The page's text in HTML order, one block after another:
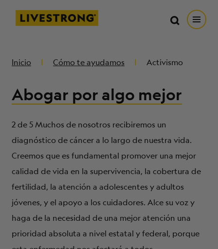
Livestrong
PARTICIPA
DONAR
MERCH
SOBRE NOSOTROS
Buscar Abrir
Buscar
Inicio Cómo te ayudamos Activismo
Abogar por algo mejor
2 de 5Muchos de nosotros recibiremos un
diagnóstico de cáncer a lo largo de nuestra vida.
Creemos que es fundamental promover una mejor
calidad de vida en la supervivencia, la cobertura de
fertilidad, la atención a adolescentes y adultos
jóvenes, y el apoyo a los cuidadores. Alce su voz y
haga de la necesidad de una mejor atención una
prioridad absoluta a nivel estatal y federal, porque